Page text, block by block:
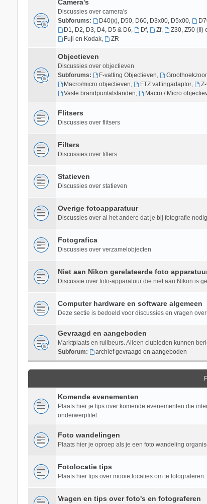
Camera's
Discussies over camera's
Subforums:
D40(x), D50, D60, D3x00, D5x00,
D1, D2, D3, D4, D5 & D6, Df, Zf, Z30, Z50 (II)
Fuji en Kodak, ZR
Objectieven
Discussies over objectieven
Subforums:
F-vatting Objectieven,
Macro/micro objectieven, FTZ vattingadaptor,
Vaste brandpuntafstanden, Macro / Micro
Flitsers
Discussies over flitsers
Filters
Discussies over filters
Statieven
Discussies over statieven
Overige fotoapparatuur
Discussies over al het andere dat je bij fotografie
Fotografica
Discussies over verzamelobjecten
Niet aan Nikon gerelateerde foto
Discussie over foto-apparatuur die niet aan Nikon is
Computer hardware en software algemeen
Deze sectie is bedoeld voor discussies en vragen
Gevraagd en aangeboden
Marktplaats en ruilbeurs. Alleen clubleden kunnen
Subforum:
archief gevraagd en aangeboden
Komende evenementen
Plaats hier je tips over komende evenementen die
onderwerptitel.
Foto wandelingen
Plaats hier je oproep als je een foto wandeling
Fotolocatie tips
Plaats hier tips over mooie locaties om te fotograferen.
Vragen en tips over foto's en fotograferen